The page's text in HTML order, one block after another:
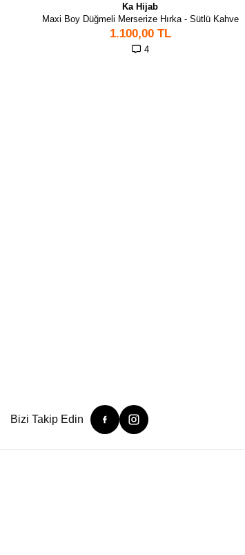
Ka Hijab
Maxi Boy Düğmeli Merserize Hırka - Sütlü Kahve
4
1.100,00 TL
Bizi Takip Edin